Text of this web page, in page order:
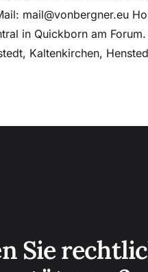
mail@vonbergner.eu
in Quickborn am
Kaltenkirchen,
Sie